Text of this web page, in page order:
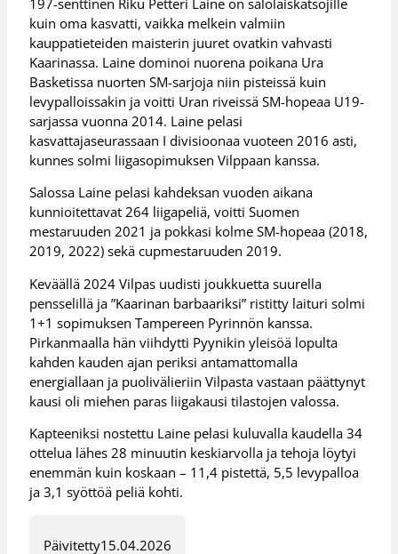
kuin oma kasvatti, vaikka melkein valmiin
kauppatieteiden maisterin juuret ovatkin vahvasti
Kaarinassa. Laine dominoi nuorena poikana Ura
Basketissa nuorten SM-sarjoja niin pisteissä kuin
levypalloissakin ja voitti Uran riveissä SM-hopeaa U19-
sarjassa vuonna 2014. Laine pelasi
kasvattajaseurassaan I divisioonaa vuoteen 2016 asti,
kunnes solmi liigasopimuksen Vilppaan kanssa.
Salossa Laine pelasi kahdeksan vuoden aikana
kunnioitettavat 264 liigapeliä, voitti Suomen
mestaruuden 2021 ja pokkasi kolme SM-hopeaa (2018,
2019, 2022) sekä cupmestaruuden 2019.
Keväällä 2024 Vilpas uudisti joukkuetta suurella
pensselillä ja ”Kaarinan barbaariksi” ristitty laituri solmi
1+1 sopimuksen Tampereen Pyrinnön kanssa.
Pirkanmaalla hän viihdytti Pyynikin yleisöä lopulta
kahden kauden ajan periksi antamattomalla
energiallaan ja puolivälieriin Vilpasta vastaan päättynyt
kausi oli miehen paras liigakausi tilastojen valossa.
Kapteeniksi nostettu Laine pelasi kuluvalla kaudella 34
ottelua lähes 28 minuutin keskiarvolla ja tehoja löytyi
enemmän kuin koskaan – 11,4 pistettä, 5,5 levypalloa
ja 3,1 syöttöä peliä kohti.
Päivitetty15.04.2026